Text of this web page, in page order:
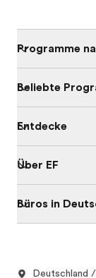
Programme
Beliebte
Entdecke
Über EF
Büros in
Deutschland